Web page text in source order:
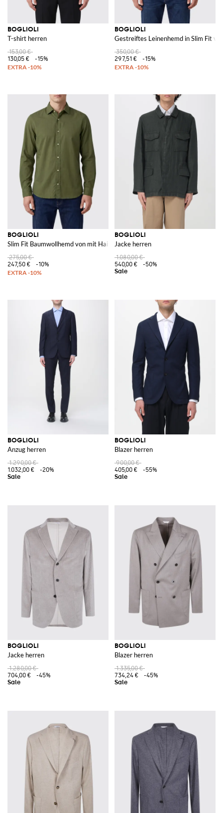
BOGLIOLI
T-shirt herren
153,00 €
130,05 €
-15%
BOGLIOLI
Gestreiftes Leinenhemd in Slim Fit
350,00 €
297,51 €
-15%
BOGLIOLI
Slim Fit Baumwollhemd von mit Haifischkragen und langen Ärmeln
275,00 €
247,50 €
-10%
BOGLIOLI
Jacke herren
1.080,00 €
540,00 €
-50%
BOGLIOLI
Anzug herren
1.290,00 €
1.032,00 €
-20%
BOGLIOLI
Blazer herren
900,00 €
405,00 €
-55%
BOGLIOLI
Jacke herren
1.280,00 €
704,00 €
-45%
BOGLIOLI
Blazer herren
1.335,00 €
734,24 €
-45%